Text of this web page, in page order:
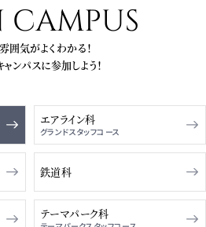
CAMPUS
囲気がよくわかる！
ャンパスに参加しよう！
エアライン科
鉄道科
テーマパーク科